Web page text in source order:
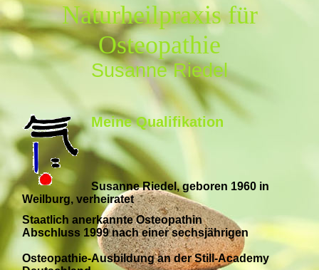
Naturheilpraxis für
Osteopathie
Susanne Riedel
Meine Qualifikation
Susanne Riedel, geboren 1960 in
Weilburg, verheiratet
Staatlich anerkannte Osteopathin
Abschluss 1999 nach einer sechsjährigen
Osteopathie-Ausbildung an der Still-Academy